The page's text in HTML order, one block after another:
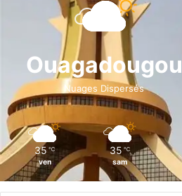
b
o
k
i
n
Ouagadougou
Nuages Dispersés
35 ℃
ven
35 ℃
sam